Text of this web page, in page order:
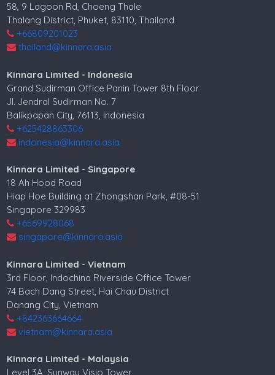
58, 9 Lagoon Rd, Choeng Thale
Thalang District, Phuket, 83110, Thailand
+66809201023
thailand@kinnara.asia
Kinnara Limited - Indonesia
Grand Sudirman Office Panin Tower 8th Floor
Jl. Jendral Sudirman No. 7
Balikpapan City, 76113, Indonesia
+625428863306
indonesia@kinnara.asia
Kinnara Limited - Singapore
18 Ah Hood Road
Hiap Hoe Building at Zhongshan Park, #08-51
Singapore 329983
+6569928068
singapore@kinnara.asia
Kinnara Limited - Vietnam
3rd Floor, Indochina Riverside Office Tower
74 Bach Dang Street, Hai Chau District
Danang City, Vietnam
+842363664664
vietnam@kinnara.asia
Kinnara Limited - Malaysia
Level 3A, Sunway Visio Tower